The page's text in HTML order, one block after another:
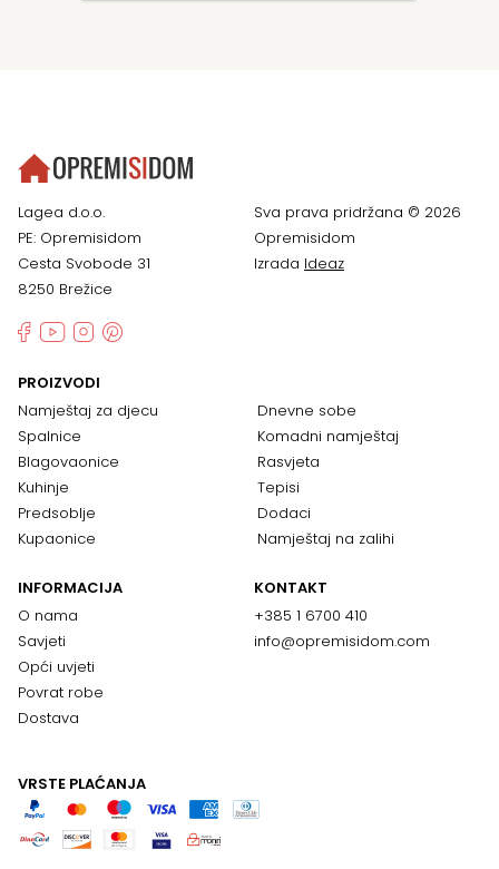
Lagea d.o.o.
PE: Opremisidom
Cesta Svobode 31
8250 Brežice
Sva prava pridržana © 2026
Opremisidom
Izrada Ideaz
PROIZVODI
Namještaj za djecu
Spalnice
Blagovaonice
Kuhinje
Predsoblje
Kupaonice
Dnevne sobe
Komadni namještaj
Rasvjeta
Tepisi
Dodaci
Namještaj na zalihi
INFORMACIJA
O nama
Savjeti
Opći uvjeti
Povrat robe
Dostava
KONTAKT
+385 1 6700 410
info@opremisidom.com
VRSTE PLAĆANJA